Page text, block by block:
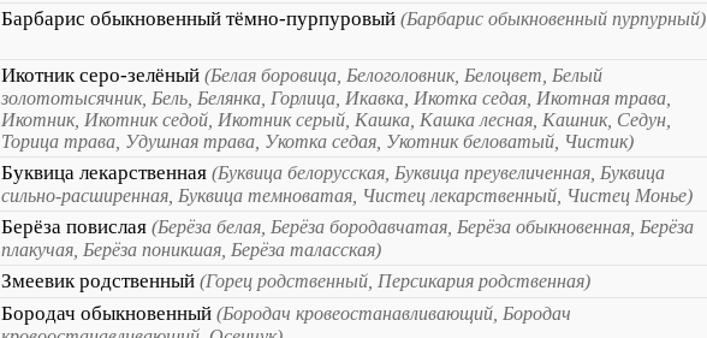
Барбарис обыкновенный тёмно-пурпуровый (Барбарис обыкновенный пурпурный)
Икотник серо-зелёный (Белая боровица, Белоголовник, Белоцвет, Белый
золототысячник, Бель, Белянка, Горлица, Икавка, Икотка седая, Икотная трава,
Икотник, Икотник седой, Икотник серый, Кашка, Кашка лесная, Кашник, Седун,
Торица трава, Удушная трава, Укотка седая, Укотник беловатый, Чистик)
Буквица лекарственная (Буквица белорусская, Буквица преувеличенная, Буквица
сильно-расширенная, Буквица темноватая, Чистец лекарственный, Чистец Монье)
Берёза повислая (Берёза белая, Берёза бородавчатая, Берёза обыкновенная, Берёза
плакучая, Берёза поникшая, Берёза таласская)
Змеевик родственный (Горец родственный, Персикария родственная)
Бородач обыкновенный (Бородач кровеостанавливающий, Бородач